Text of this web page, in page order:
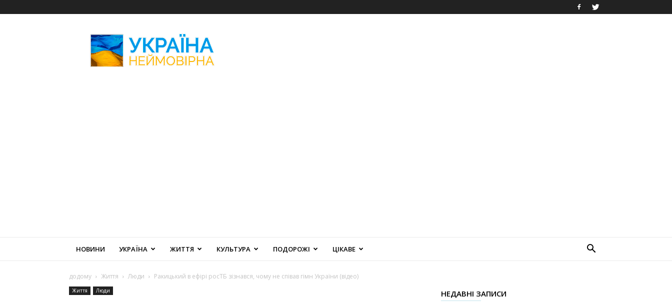
Неймовірна
НОВИНИ УКРАЇНА ЖИТТЯ КУЛЬТУРА ПОДОРОЖІ ЦІКАВЕ
додому Життя Люди Ракицький в ефірі росТБ зізнався, чому не співав гімн України (відео)
Життя Люди НЕДАВНІ ЗАПИСИ